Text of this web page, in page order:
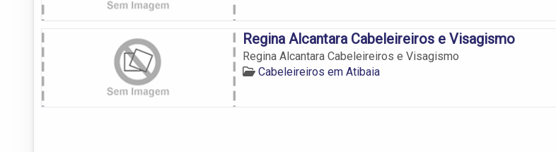
Regina Alcantara Cabeleireiros e Visagismo
Regina Alcantara Cabeleireiros e Visagismo
Cabeleireiros em Atibaia